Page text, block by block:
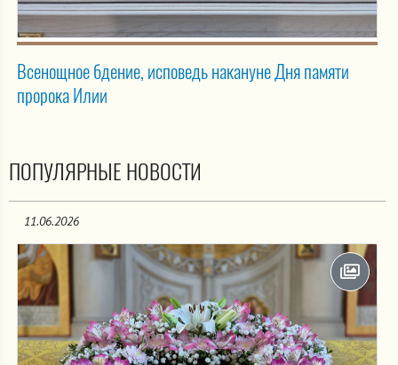
Всенощное бдение, исповедь накануне Дня памяти
пророка Илии
ПОПУЛЯРНЫЕ НОВОСТИ
11.06.2026